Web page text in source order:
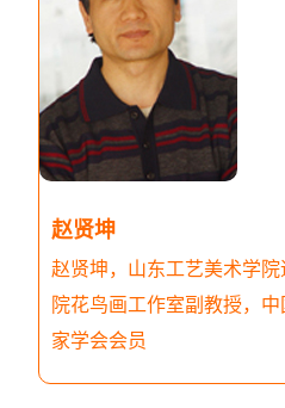
赵贤坤
赵贤坤，山东工艺美术学
院花鸟画工作室副教授，
家学会会员